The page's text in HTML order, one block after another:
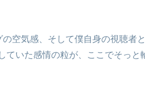
空気感、そして僕自身の視聴者
ていた感情の粒が、ここでそっと